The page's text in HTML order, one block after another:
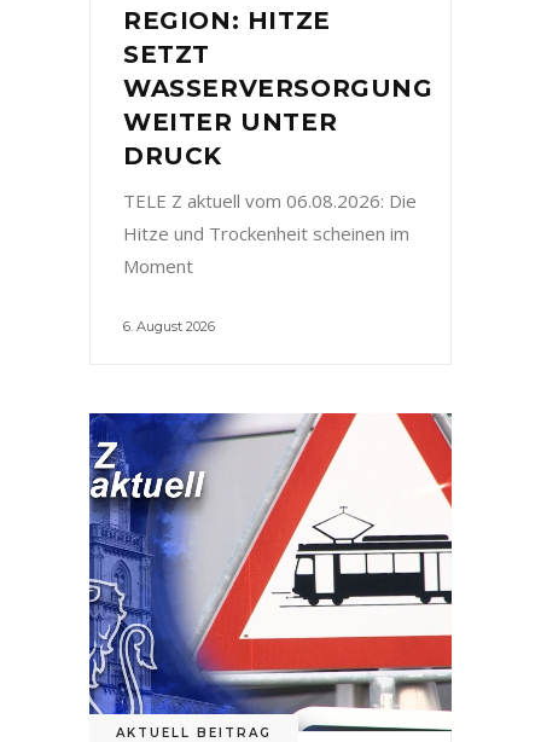
REGION: HITZE
SETZT
WASSERVERSORGUNG
WEITER UNTER
DRUCK
TELE Z aktuell vom 06.08.2026: Die
Hitze und Trockenheit scheinen im
Moment
6. August 2026
AKTUELL BEITRAG